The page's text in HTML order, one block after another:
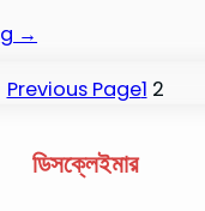
→
Previous Page1 2
ডিসক্লেইমার